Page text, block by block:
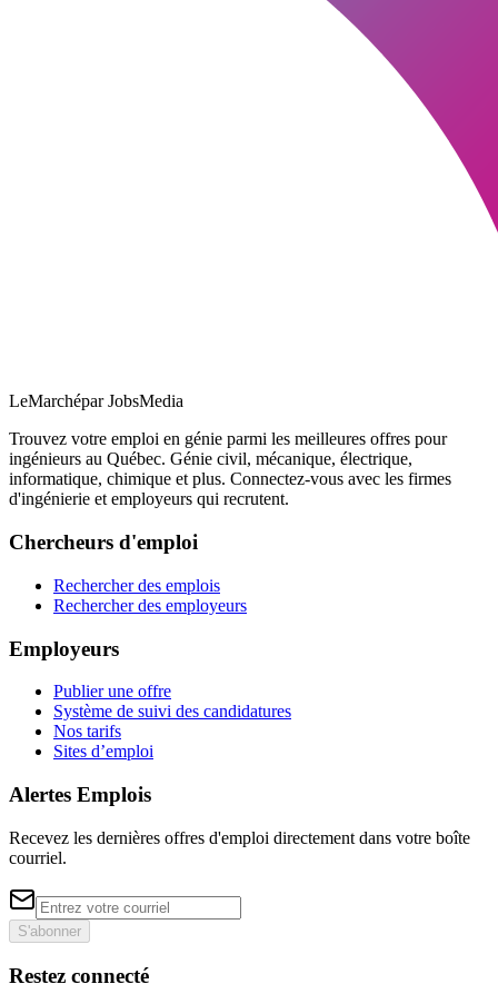
LeMarchépar JobsMedia
Trouvez votre emploi en génie parmi les meilleures offres pour
ingénieurs au Québec. Génie civil, mécanique, électrique,
informatique, chimique et plus. Connectez-vous avec les firmes
d'ingénierie et employeurs qui recrutent.
Chercheurs d'emploi
Rechercher des emplois
Rechercher des employeurs
Employeurs
Publier une offre
Système de suivi des candidatures
Nos tarifs
Sites d’emploi
Alertes Emplois
Recevez les dernières offres d'emploi directement dans votre boîte
courriel.
S'abonner
Restez connecté